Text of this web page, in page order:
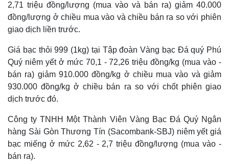
2,71 triệu đồng/lượng (mua vào và bán ra) giảm 40.000
đồng/lượng ở chiều mua vào và chiều bán ra so với phiên
giao dịch liền trước.
Giá bạc thỏi 999 (1kg) tại Tập đoàn Vàng bạc Đá quý Phú
Quý niêm yết ở mức 70,1 - 72,26 triệu đồng/kg (mua vào -
bán ra) giảm 910.000 đồng/kg ở chiều mua vào và giảm
930.000 đồng/kg ở chiều bán ra so với chốt phiên giao
dịch trước đó.
Công ty TNHH Một Thành Viên Vàng Bạc Đá Quý Ngân
hàng Sài Gòn Thương Tín (Sacombank-SBJ) niêm yết giá
bạc miếng ở mức 2,62 - 2,7 triệu đồng/lượng (mua vào -
bán ra).